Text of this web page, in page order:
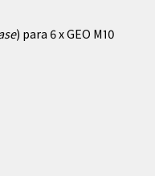
) para 6 x GEO M10